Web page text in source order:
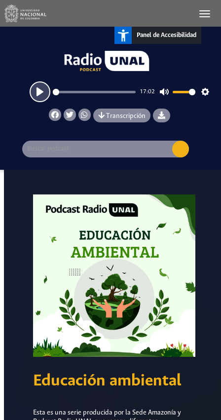
Panel de Accesibilidad
Play
17:02
Transcripción
Educación ambiental
Esta es una serie producida por la Sede Amazonía y